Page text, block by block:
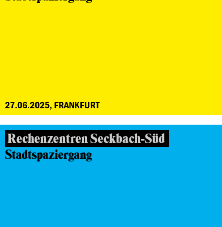
27.06.2025, FRANKFURT
Rechenzentren Seckbach-Süd
Stadtspaziergang